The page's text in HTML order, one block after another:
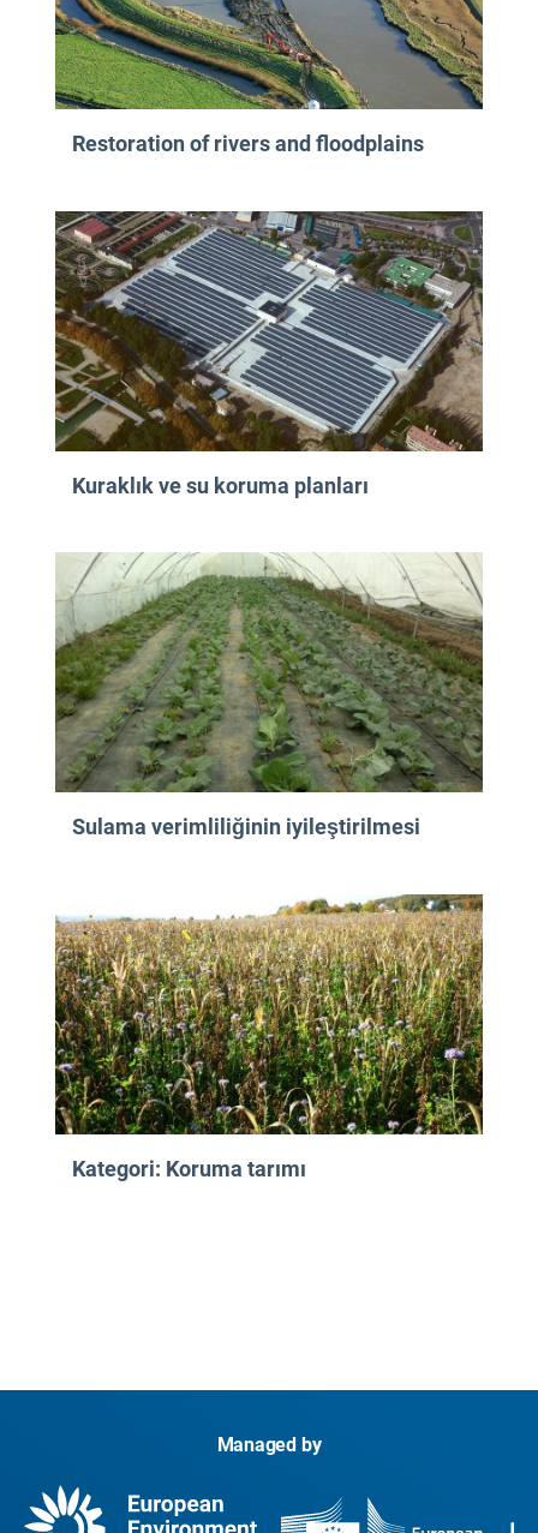
Restoration of rivers and floodplains
Kuraklık ve su koruma planları
Sulama verimliliğinin iyileştirilmesi
Kategori: Koruma tarımı
Managed by